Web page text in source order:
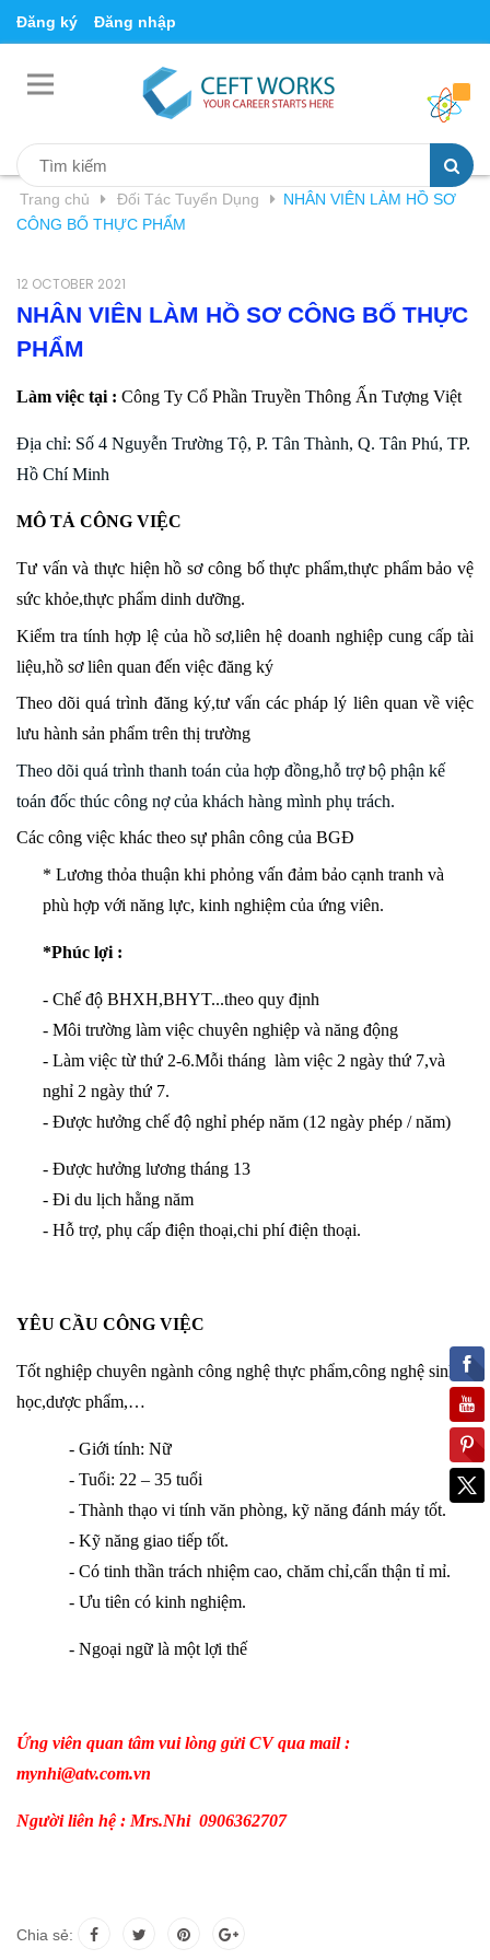
Đăng ký Đăng nhập
Trang chủ Đối Tác Tuyển Dụng
NHÂN VIÊN LÀM HỒ SƠ
CÔNG BỐ THỰC PHẨM
12 OCTOBER 2021
NHÂN VIÊN LÀM HỒ SƠ CÔNG BỐ THỰC
PHẨM
Làm việc tại : Công Ty Cổ Phần Truyền Thông Ấn Tượng Việt
Địa chỉ: Số 4 Nguyễn Trường Tộ, P. Tân Thành, Q. Tân Phú, TP.
Hồ Chí Minh
MÔ TẢ CÔNG VIỆC
Tư vấn và thực hiện hồ sơ công bố thực phẩm,thực phẩm bảo vệ
sức khỏe,thực phẩm dinh dưỡng.
Kiểm tra tính hợp lệ của hồ sơ,liên hệ doanh nghiệp cung cấp tài
liệu,hồ sơ liên quan đến việc đăng ký
Theo dõi quá trình đăng ký,tư vấn các pháp lý liên quan về việc
lưu hành sản phẩm trên thị trường
Theo dõi quá trình thanh toán của hợp đồng,hỗ trợ bộ phận kế
toán đốc thúc công nợ của khách hàng mình phụ trách.
Các công việc khác theo sự phân công của BGĐ
* Lương thỏa thuận khi phỏng vấn đảm bảo cạnh tranh và
phù hợp với năng lực, kinh nghiệm của ứng viên.
*Phúc lợi :
- Chế độ BHXH,BHYT...theo quy định
- Môi trường làm việc chuyên nghiệp và năng động
- Làm việc từ thứ 2-6.Mỗi tháng làm việc 2 ngày thứ 7,và
nghỉ 2 ngày thứ 7.
- Được hưởng chế độ nghỉ phép năm (12 ngày phép / năm)
- Được hưởng lương tháng 13
- Đi du lịch hằng năm
- Hỗ trợ, phụ cấp điện thoại,chi phí điện thoại.
YÊU CẦU CÔNG VIỆC
Tốt nghiệp chuyên ngành công nghệ thực phẩm,công nghệ sinh
học,dược phẩm,…
- Giới tính: Nữ
- Tuổi: 22 – 35 tuổi
- Thành thạo vi tính văn phòng, kỹ năng đánh máy tốt.
- Kỹ năng giao tiếp tốt.
- Có tinh thần trách nhiệm cao, chăm chỉ,cẩn thận tỉ mỉ.
- Ưu tiên có kinh nghiệm.
- Ngoại ngữ là một lợi thế
Ứng viên quan tâm vui lòng gửi CV qua mail :
mynhi@atv.com.vn
Người liên hệ : Mrs.Nhi 0906362707
Chia sẻ: